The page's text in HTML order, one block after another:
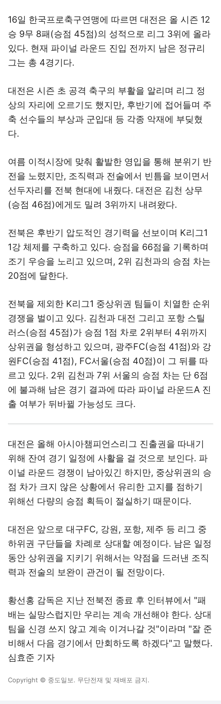
16일 한국프로축구연맹에 따르면 대전은 올 시즌 12
승 9무 8패(승점 45점)의 성적으로 리그 3위에 올라
있다. 현재 파이널 라운드 진입 전까지 남은 정규리
그는 총 4경기다.
대전은 시즌 초 공격 축구의 부활을 알리며 리그 정
상의 자리에 오르기도 했지만, 후반기에 접어들며 주
축 선수들의 부상과 군입대 등 각종 악재에 부딪혔
다.
여름 이적시장에 맞춰 활발한 영입을 통해 분위기 반
전을 노렸지만, 조직력과 전술에서 빈틈을 보이면서
선두자리를 전북 현대에 내줬다. 대전은 김천 상무
(승점 46점)에게도 밀려 3위까지 내려왔다.
전북은 후반기 압도적인 경기력을 선보이며 K리그1
1강 체제를 구축하고 있다. 승점을 66점을 기록하며
조기 우승을 노리고 있으며, 2위 김천과의 승점 차는
20점에 달한다.
전북을 제외한 K리그1 중상위권 팀들이 치열한 순위
경쟁을 벌이고 있다. 김천과 대전 그리고 포항 스틸
러스(승점 45점)가 승점 1점 차로 2위부터 4위까지
상위권을 형성하고 있으며, 광주FC(승점 41점)와 강
원FC(승점 41점), FC서울(승점 40점)이 그 뒤를 따
르고 있다. 2위 김천과 7위 서울의 승점 차는 단 6점
에 불과해 남은 경기 결과에 따라 파이널 라운드A 진
출 여부가 뒤바뀔 가능성도 크다.
대전은 올해 아시아챔피언스리그 진출권을 따내기
위해 잔여 경기 일정에 사활을 걸 것으로 보인다. 파
이널 라운드 경쟁이 남아있긴 하지만, 중상위권의 승
점 차가 크지 않은 상황에서 유리한 고지를 점하기
위해선 다량의 승점 획득이 절실하기 때문이다.
대전은 앞으로 대구FC, 강원, 포항, 제주 등 리그 중
하위권 구단들을 차례로 상대할 예정이다. 남은 일정
동안 상위권을 지키기 위해서는 약점을 드러낸 조직
력과 전술의 보완이 관건이 될 전망이다.
황선홍 감독은 지난 전북전 종료 후 인터뷰에서 "패
배는 실망스럽지만 우리는 계속 개선해야 한다. 상대
팀을 신경 쓰지 않고 계속 이겨나갈 것"이라며 "잘 준
비해서 다음 경기에서 만회하도록 하겠다"고 말했다.
심효준 기자
Copyright © 중도일보. 무단전재 및 재배포 금지.